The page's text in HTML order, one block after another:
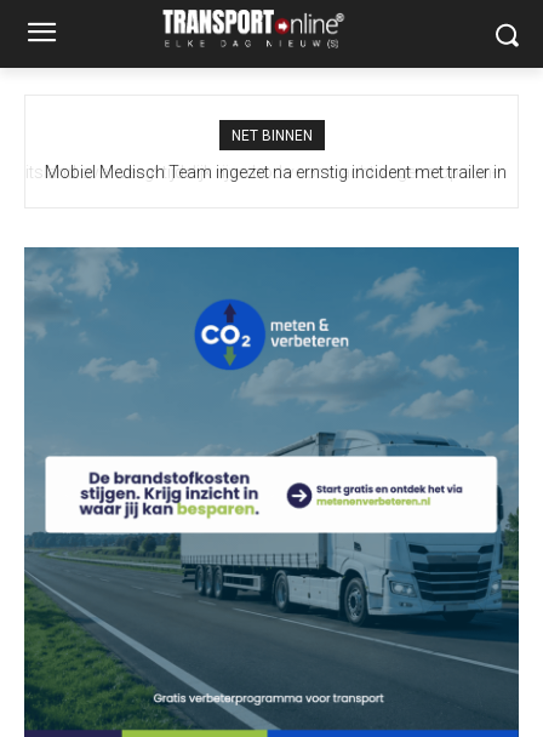
NET BINNEN
Mobiel Medisch Team ingezet na ernstig incident met trailer in